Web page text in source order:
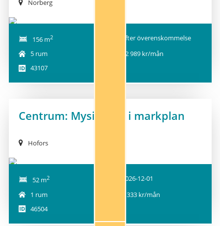
Norberg
156 m2
Efter överenskommelse
5 rum
12 989 kr/mån
43107
Centrum: Mysig etta i markplan
Hofors
52 m2
2026-12-01
1 rum
4 333 kr/mån
46504